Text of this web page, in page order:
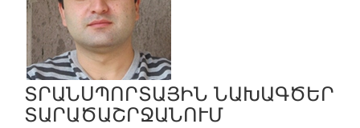
ՏՐԱՆՍՊՈՐՏԱՅԻՆ ՆԱԽԱԳԾԵՐ
ՏԱՐԱԾԱՇՐՋԱՆՈՒՄ